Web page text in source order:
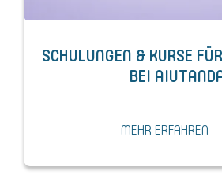
SCHULUNGEN & KURSE
BEI
MEHR ERFAHREN